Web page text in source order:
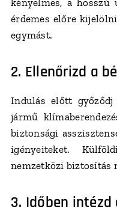
kényelmes, a hosszú
érdemes előre
egymást.
2. Ellenőrizd a
Indulás előtt
jármű
biztonsági
igényeiteket.
nemzetközi biztosítás
3. Időben intézd